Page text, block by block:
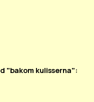
"bakom kulisserna":